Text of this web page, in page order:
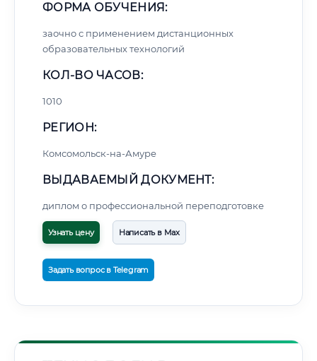
ФОРМА ОБУЧЕНИЯ:
заочно с применением дистанционных
образовательных технологий
КОЛ-ВО ЧАСОВ:
1010
РЕГИОН:
Комсомольск-на-Амуре
ВЫДАВАЕМЫЙ ДОКУМЕНТ:
диплом о профессиональной переподготовке
Узнать цену Написать в Max
Задать вопрос в Telegram